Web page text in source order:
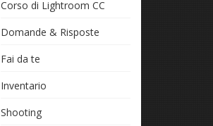
Corso di Lightroom CC
Domande & Risposte
Fai da te
Inventario
Shooting